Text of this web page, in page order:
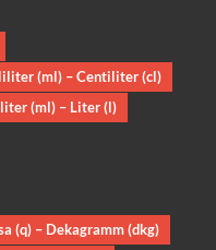
(ml) – Centiliter (cl)
(ml) – Liter (l)
(q) – Dekagramm (dkg)